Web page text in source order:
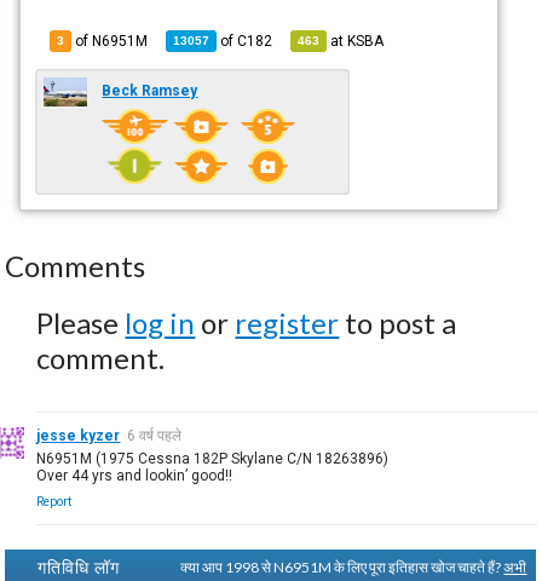
3 of N6951M 13057 ofC182 463 atKSBA
Beck Ramsey
Comments
Please log in or register to post a
comment.
jesse kyzer 6 वर्ष पहले
N6951M (1975 Cessna 182P Skylane C/N 18263896)
Over 44 yrs and lookin’ good!!
Report
गतिविधि लॉग क्या आप 1998 से N6951M के लिए पूरा इतिहास खोज चाहते हैं?अभी